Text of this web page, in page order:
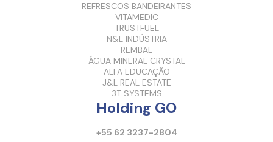
REFRESCOS BANDEIRANTES
VITAMEDIC
TRUSTFUEL
N&L INDÚSTRIA
REMBAL
ÁGUA MINERAL CRYSTAL
ALFA EDUCAÇÃO
J&L REAL ESTATE
3T SYSTEMS
Holding GO
+55 62 3237-2804